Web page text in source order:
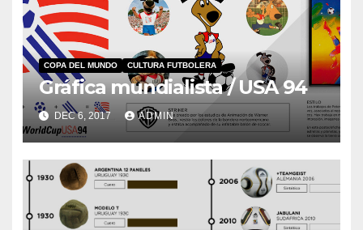
COPA DEL MUNDO CULTURA FUTBOLERA
Gráfica mundialista / USA 94
DEC 6, 2017 ADMIN